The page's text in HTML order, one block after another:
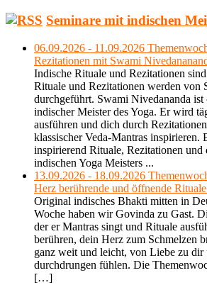
Seminare mit indischen
06.09.2026 - 11.09.2026
Rezitationen mit Swami
Indische Rituale und Rezitationen
Rituale und Rezitationen werden von
durchgeführt. Swami Nivedananda ist
indischer Meister des Yoga. Er wird
ausführen und dich durch
klassischer Veda-Mantras inspirieren.
inspirierend Rituale, Rezitationen und
indischen Yoga Meisters ...
13.09.2026 - 18.09.2026
Herz berührende und öffnende
Original indisches Bhakti mitten in
Woche haben wir Govinda zu Gast.
der er Mantras singt und Rituale
berühren, dein Herz zum Schmelzen
ganz weit und leicht, von Liebe zu dir
durchdrungen fühlen. Die
[…]